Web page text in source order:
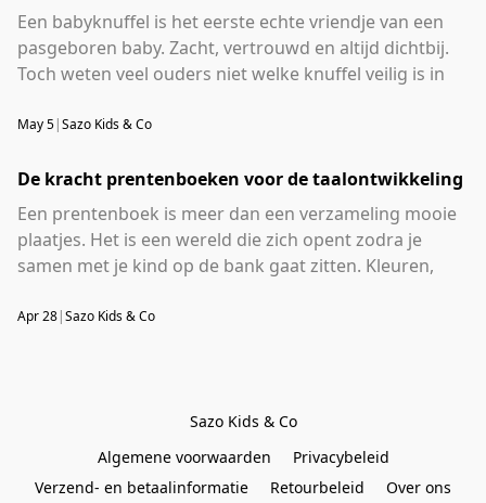
Sazo Kids & Covind je babyspeelgoed dat aansluit bij
elke ontwikkelingsfase.
Een babyknuffel is het eerste echte vriendje van een
pasgeboren baby. Zacht, vertrouwd en altijd dichtbij.
Toch weten veel ouders niet welke knuffel veilig is in
veiligheid gaat voor alles als het om de allerkleinsten
Sazo Kids & Covind je knuffels die aan alle
veiligheidseisen voldoen en zorgen voor het warme
gevoel dat elke baby nodig heeft.
May 5|Sazo Kids & Co
De kracht prentenboeken voor de taalontwikkeling
Een prentenboek is meer dan een verzameling mooie
plaatjes. Het is een wereld die zich opent zodra je
samen met je kind op de bank gaat zitten. Kleuren,
verbeelding en leggen de basis voor taalontwikkeling.
Apr 28|Sazo Kids & Co
Sazo Kids & Co
Algemene voorwaarden
Privacybeleid
Verzend- en betaalinformatie
Retourbeleid Over ons